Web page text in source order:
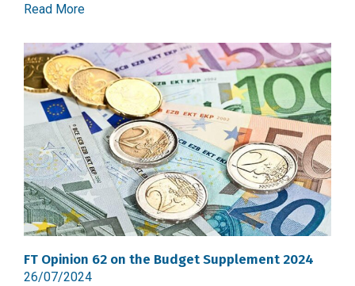
Read More
FT Opinion 62 on the Budget Supplement 2024
26/07/2024